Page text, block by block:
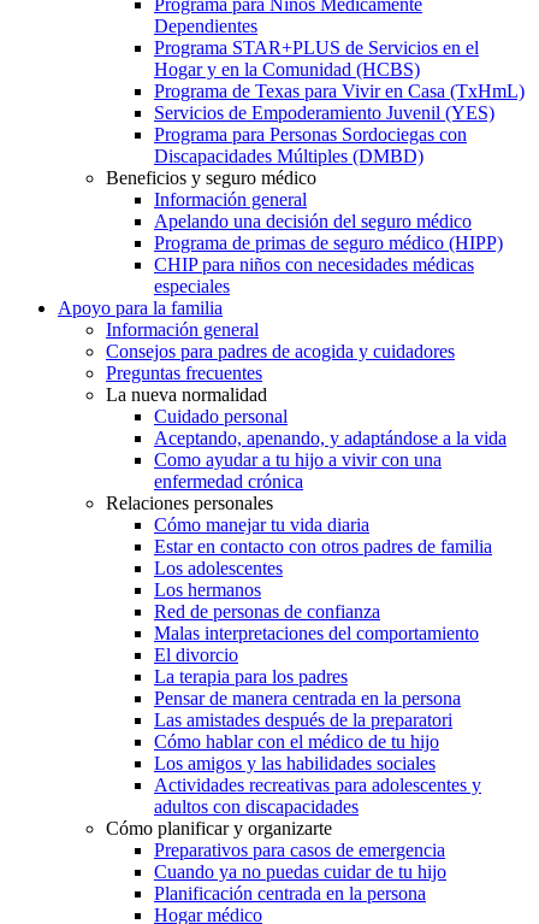
Dependientes
Programa STAR+PLUS de Servicios en el
Hogar y en la Comunidad (HCBS)
Programa de Texas para Vivir en Casa (TxHmL)
Servicios de Empoderamiento Juvenil (YES)
Programa para Personas Sordociegas con
Discapacidades Múltiples (DMBD)
Beneficios y seguro médico
Información general
Apelando una decisión del seguro médico
Programa de primas de seguro médico (HIPP)
CHIP para niños con necesidades médicas
especiales
Apoyo para la familia
Información general
Consejos para padres de acogida y cuidadores
Preguntas frecuentes
La nueva normalidad
Cuidado personal
Aceptando, apenando, y adaptándose a la vida
Como ayudar a tu hijo a vivir con una
enfermedad crónica
Relaciones personales
Cómo manejar tu vida diaria
Estar en contacto con otros padres de familia
Los adolescentes
Los hermanos
Red de personas de confianza
Malas interpretaciones del comportamiento
El divorcio
La terapia para los padres
Pensar de manera centrada en la persona
Las amistades después de la preparatori
Cómo hablar con el médico de tu hijo
Los amigos y las habilidades sociales
Actividades recreativas para adolescentes y
adultos con discapacidades
Cómo planificar y organizarte
Preparativos para casos de emergencia
Cuando ya no puedas cuidar de tu hijo
Planificación centrada en la persona
Hogar médico